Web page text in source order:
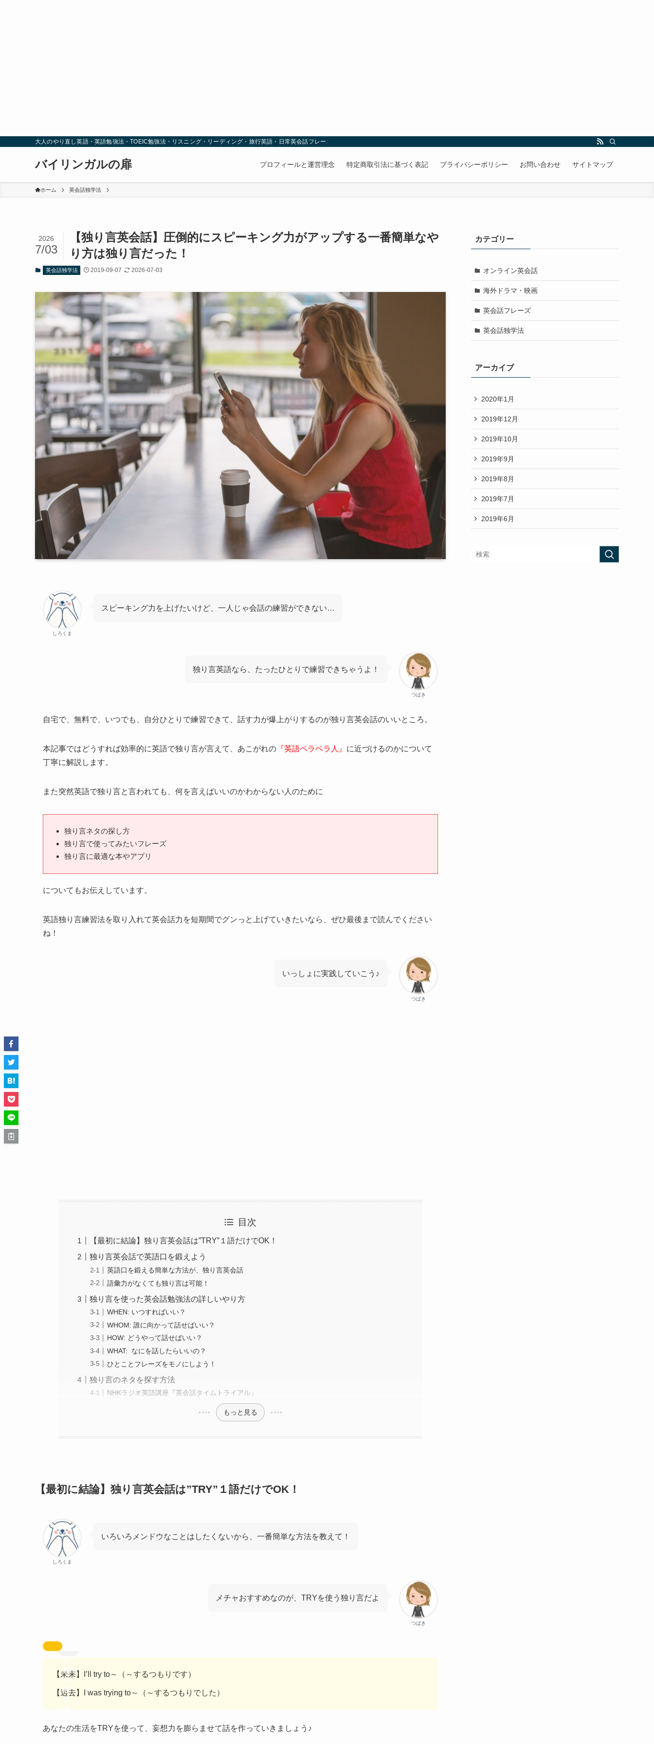
大人のやり直し英語・英語勉強法・TOEIC勉強法・リスニング・リーディング・旅行英語・日常英会話フレーズ
バイリンガルの扉 プロフィールと運営理念 特定商取引法に基づく表記 プライバシーポリシー お問い合わせ サイトマップ
ホーム 英会話独学法
【独り言英会話】圧倒的にスピーキング力がアップする一番簡単なや
り方は独り言だった！
2026
7/03
英会話独学法 2019-09-07 2026-07-03
しろくま
スピーキング力を上げたいけど、一人じゃ会話の練習ができない…
つばき
独り言英語なら、たったひとりで練習できちゃうよ！
自宅で、無料で、いつでも、自分ひとりで練習できて、話す力が爆上がりするのが独り言英会話のいいところ。
本記事ではどうすれば効率的に英語で独り言が言えて、あこがれの 『英語ペラペラ人』 に近づけるのかについて
丁寧に解説します。
また突然英語で独り言と言われても、何を言えばいいのかわからない人のために
独り言ネタの探し方
独り言で使ってみたいフレーズ
独り言に最適な本やアプリ
についてもお伝えしています。
英語独り言練習法を取り入れて英会話力を短期間でグンっと上げていきたいなら、ぜひ最後まで読んでください
ね！
つばき
いっしょに実践していこう♪
目次
【最初に結論】独り言英会話は”TRY”１語だけでOK！
独り言英会話で英語口を鍛えよう
英語口を鍛える簡単な方法が、独り言英会話
語彙力がなくても独り言は可能！
独り言を使った英会話勉強法の詳しいやり方
WHEN: いつすればいい？
WHOM: 誰に向かって話せばいい？
HOW: どうやって話せばいい？
WHAT: なにを話したらいいの？
ひとことフレーズをモノにしよう！
独り言のネタを探す方法
NHKラジオ英語講座『英会話タイムトライアル』
もっと見る
【最初に結論】独り言英会話は”TRY”１語だけでOK！
しろくま
いろいろメンドウなことはしたくないから、一番簡単な方法を教えて！
つばき
メチャおすすめなのが、TRYを使う独り言だよ
TRY
の
活
用
法
【未来】I’ll try to～（～するつもりです）
【過去】I was trying to～（～するつもりでした）
あなたの生活をTRYを使って、 妄想力を膨らませて話を作っていきましょう♪
カテゴリー
オンライン英会話
海外ドラマ・映画
英会話フレーズ
英会話独学法
アーカイブ
2020年1月
2019年12月
2019年10月
2019年9月
2019年8月
2019年7月
2019年6月